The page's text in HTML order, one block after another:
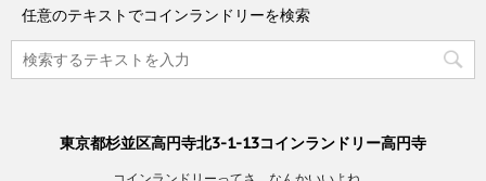
町
村
を
選
任意のテキストでコインランドリーを検索
東京都杉並区高円寺北3-1-13コインランドリー高円寺